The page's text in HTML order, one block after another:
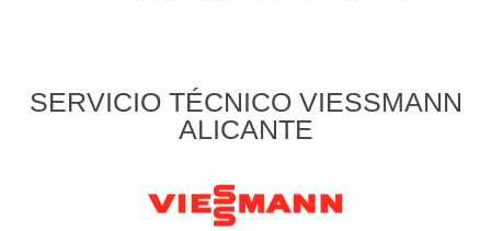
SERVICIO TÉCNICO VIESSMANN
ALICANTE